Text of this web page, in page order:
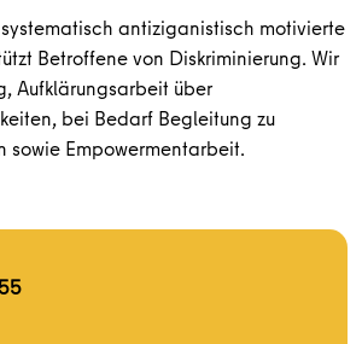
antiziganistisch motivierte
Betroffene von Diskriminierung. Wir
Aufklärungsarbeit über
bei Bedarf Begleitung zu
sowie Empowermentarbeit.